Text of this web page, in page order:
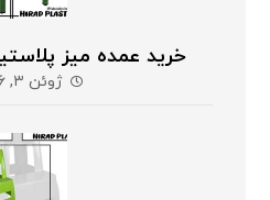
خرید عمده میز
ژوئن ۳, ۲۰۲۶